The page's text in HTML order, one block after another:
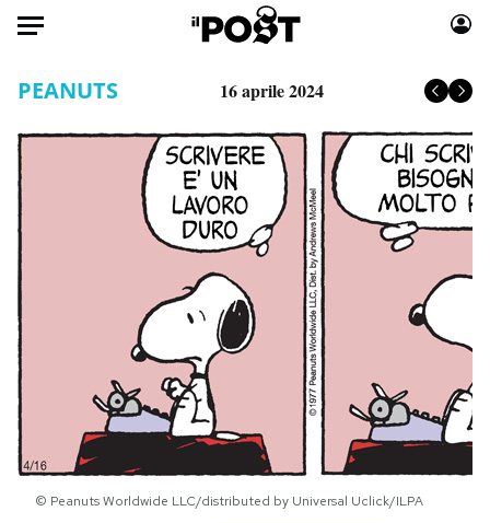
HOME
Economia
Sport
Moda
Libri
Consumismi
Storie/Idee
Ok Boomer!
Media
Europa
Altrecose
Mondiali calcio 2026
PEANUTS 16 aprile 2024
© Peanuts Worldwide LLC/distributed by Universal Uclick/ILPA